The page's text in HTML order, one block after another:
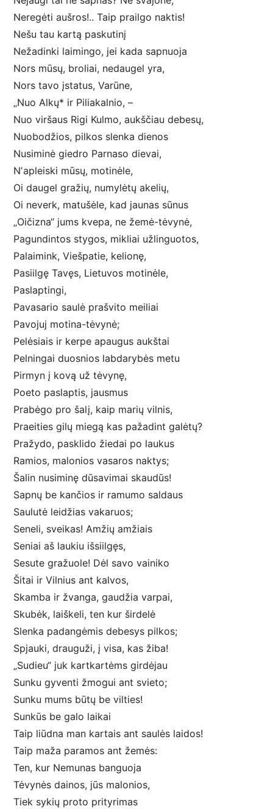
Neregėti aušros!.. Taip prailgo naktis!
Nešu tau kartą paskutinį
Nežadinki laimingo, jei kada sapnuoja
Nors mūsų, broliai, nedaugel yra,
Nors tavo įstatus, Varūne,
„Nuo Alkų* ir Piliakalnio, –
Nuo viršaus Rigi Kulmo, aukščiau debesų,
Nuobodžios, pilkos slenka dienos
Nusiminė giedro Parnaso dievai,
Nʼapleiski mūsų, motinėle,
Oi daugel gražių, numylėtų akelių,
Oi neverk, matušėle, kad jaunas sūnus
„Oičizna“ jums kvepa, ne žemė-tėvynė,
Pagundintos stygos, mikliai užlinguotos,
Palaimink, Viešpatie, kelionę,
Pasiilgę Tavęs, Lietuvos motinėle,
Paslaptingi,
Pavasario saulė prašvito meiliai
Pavojuj motina-tėvynė;
Pelėsiais ir kerpe apaugus aukštai
Pelningai duosnios labdarybės metu
Pirmyn į kovą už tėvynę,
Poeto paslaptis, jausmus
Prabėgo pro šalį, kaip marių vilnis,
Praeities gilų miegą kas pažadint galėtų?
Pražydo, pasklido žiedai po laukus
Ramios, malonios vasaros naktys;
Šalin nusiminę dūsavimai skaudūs!
Sapnų be kančios ir ramumo saldaus
Saulutė leidžias vakaruos;
Seneli, sveikas! Amžių amžiais
Seniai aš laukiu išsiilgęs,
Sesute gražuole! Dėl savo vainiko
Šitai ir Vilnius ant kalvos,
Skamba ir žvanga, gaudžia varpai,
Skubėk, laiškeli, ten kur širdelė
Slenka padangėmis debesys pilkos;
Spjauki, drauguži, į visa, kas žiba!
„Sudieu“ juk kartkartėms girdėjau
Sunku gyventi žmogui ant svieto;
Sunku mums būtų be vilties!
Sunkūs be galo laikai
Taip liūdna man kartais ant saulės laidos!
Taip maža paramos ant žemės:
Ten, kur Nemunas banguoja
Tėvynės dainos, jūs malonios,
Tiek sykių proto prityrimas